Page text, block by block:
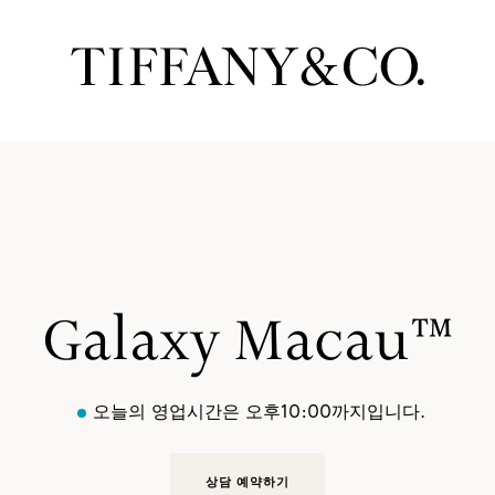
Galaxy Macau™
오늘의 영업시간은 오후10:00까지입니다.
상담 예약하기